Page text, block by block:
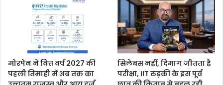
मोरपेन ने वित्त वर्ष 2027 की
पहली तिमाही में अब तक का
सिलेबस नहीं, दिमाग जीतता है
परीक्षा, IIT रुड़की के इस पूर्व